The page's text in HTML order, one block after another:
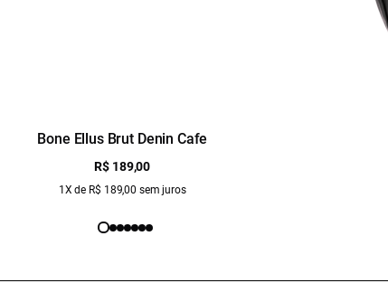
Bone Ellus Brut Denin Cafe
R$ 189,00
1X de R$ 189,00 sem juros